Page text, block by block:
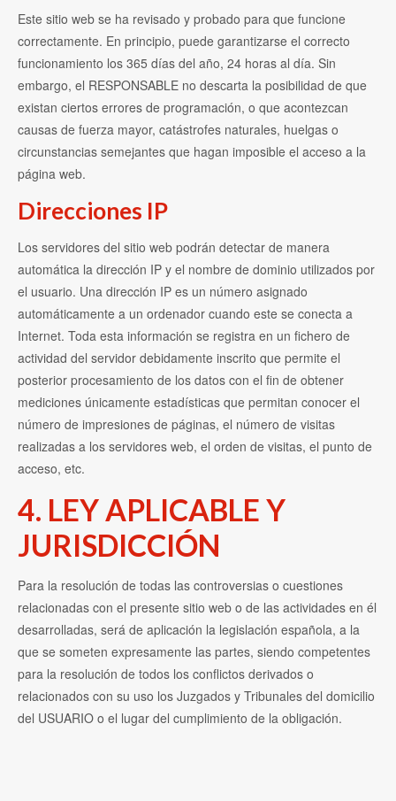
Este sitio web se ha revisado y probado para que funcione
correctamente. En principio, puede garantizarse el correcto
funcionamiento los 365 días del año, 24 horas al día. Sin
embargo, el RESPONSABLE no descarta la posibilidad de que
existan ciertos errores de programación, o que acontezcan
causas de fuerza mayor, catástrofes naturales, huelgas o
circunstancias semejantes que hagan imposible el acceso a la
página web.
Direcciones IP
Los servidores del sitio web podrán detectar de manera
automática la dirección IP y el nombre de dominio utilizados por
el usuario. Una dirección IP es un número asignado
automáticamente a un ordenador cuando este se conecta a
Internet. Toda esta información se registra en un fichero de
actividad del servidor debidamente inscrito que permite el
posterior procesamiento de los datos con el fin de obtener
mediciones únicamente estadísticas que permitan conocer el
número de impresiones de páginas, el número de visitas
realizadas a los servidores web, el orden de visitas, el punto de
acceso, etc.
4. LEY APLICABLE Y
JURISDICCIÓN
Para la resolución de todas las controversias o cuestiones
relacionadas con el presente sitio web o de las actividades en él
desarrolladas, será de aplicación la legislación española, a la
que se someten expresamente las partes, siendo competentes
para la resolución de todos los conflictos derivados o
relacionados con su uso los Juzgados y Tribunales del domicilio
del USUARIO o el lugar del cumplimiento de la obligación.